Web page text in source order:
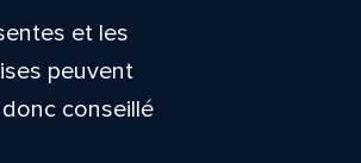
et les
peuvent
donc conseillé